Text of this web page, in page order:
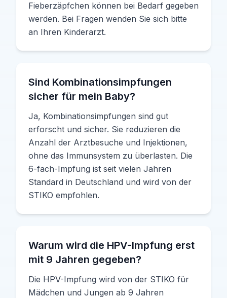
Fieberzäpfchen können bei Bedarf gegeben
werden. Bei Fragen wenden Sie sich bitte
an Ihren Kinderarzt.
Sind Kombinationsimpfungen
sicher für mein Baby?
Ja, Kombinationsimpfungen sind gut
erforscht und sicher. Sie reduzieren die
Anzahl der Arztbesuche und Injektionen,
ohne das Immunsystem zu überlasten. Die
6-fach-Impfung ist seit vielen Jahren
Standard in Deutschland und wird von der
STIKO empfohlen.
Warum wird die HPV-Impfung erst
mit 9 Jahren gegeben?
Die HPV-Impfung wird von der STIKO für
Mädchen und Jungen ab 9 Jahren